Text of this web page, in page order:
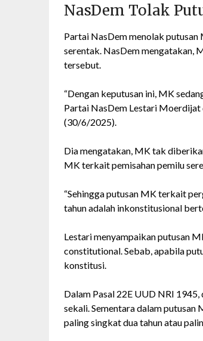
NasDem Tolak
Partai NasDem menolak
serentak. NasDem mengatakan,
tersebut.
“Dengan keputusan ini, MK
Partai NasDem Lestari Moerdijat
(30/6/2025).
Dia mengatakan, MK tak
MK terkait pemisahan pemilu
“Sehingga putusan MK terkait
tahun adalah inkonstitusional
Lestari menyampaikan putusan
constitutional. Sebab, apabila
konstitusi.
Dalam Pasal 22E UUD NRI
sekali. Sementara dalam putusan
paling singkat dua tahun atau